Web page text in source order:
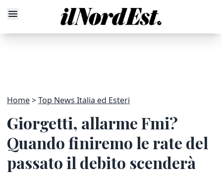
Home Top News Italia ed Esteri
Giorgetti, allarme Fmi?
Quando finiremo le rate del
passato il debito scenderà